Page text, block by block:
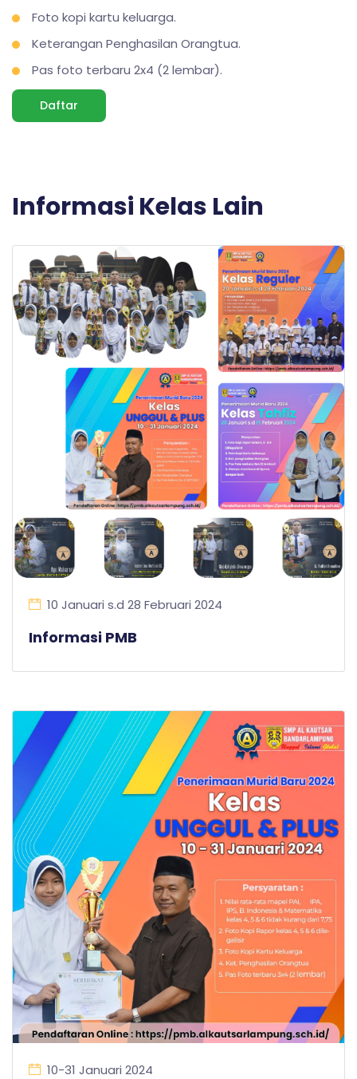
Foto kopi kartu keluarga.
Keterangan Penghasilan Orangtua.
Pas foto terbaru 2x4 (2 lembar).
Daftar
Informasi Kelas Lain
10 Januari s.d 28 Februari 2024
Informasi PMB
10-31 Januari 2024